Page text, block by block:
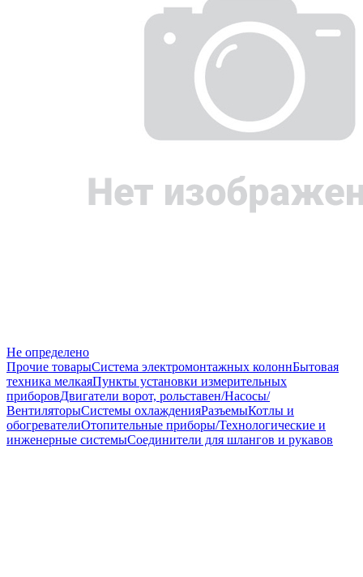
Не определено
Прочие товарыСистема электромонтажных колоннБытовая
техника мелкаяПункты установки измерительных
приборовДвигатели ворот, рольставен/Насосы/
ВентиляторыСистемы охлажденияРазъемыКотлы и
обогревателиОтопительные приборы/Технологические и
инженерные системыСоединители для шлангов и рукавов